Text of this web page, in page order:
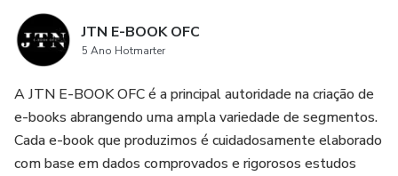
Motivação Infinita: Descubra como acessar sua motivação
interna e mantê-la acesa, não importa o quão desafiador
seja o caminho.
Vitória sobre a Procrastinação: Supere a procrastinação
com mensagens persuasivas que o incentivam a agir agora,
em vez de adiar o sucesso.
JTN E-BOOK OFC
5 Ano Hotmarter
A JTN E-BOOK OFC é a principal autoridade na criação de
e-books abrangendo uma ampla variedade de segmentos.
Cada e-book que produzimos é cuidadosamente elaborado
com base em dados comprovados e rigorosos estudos